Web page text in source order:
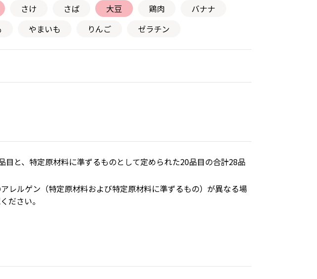
さけ さば 大豆 鶏肉
バナナ
やまいも りんご ゼラチン
と、特定原材料に準ずるものとして定められた20品目の合計28品
ルゲン（特定原材料および特定原材料に準ずるもの）が異なる場
ださい。